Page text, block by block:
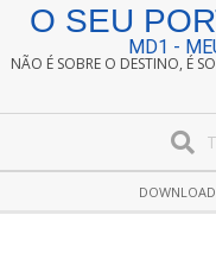
O SEU
MD1 -
NÃO É SOBRE O DESTINO, É
Navigation